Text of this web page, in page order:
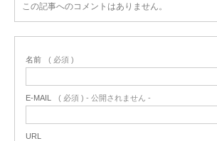
この記事へのコメントはありません。
名前 ( 必須 )
E-MAIL ( 必須 ) - 公開されません -
URL